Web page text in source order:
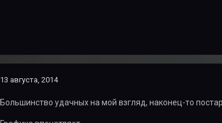
13 августа, 2014
Большинство удачных на мой взгляд, наконец-то